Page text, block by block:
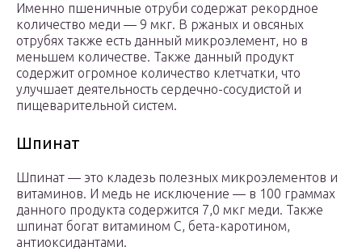
Именно пшеничные отруби содержат рекордное
количество меди — 9 мкг. В ржаных и овсяных
отрубях также есть данный микроэлемент, но в
меньшем количестве. Также данный продукт
содержит огромное количество клетчатки, что
улучшает деятельность сердечно-сосудистой и
пищеварительной систем.
Шпинат
Шпинат — это кладезь полезных микроэлементов и
витаминов. И медь не исключение — в 100 граммах
данного продукта содержится 7,0 мкг меди. Также
шпинат богат витамином С, бета-каротином,
антиоксидантами.